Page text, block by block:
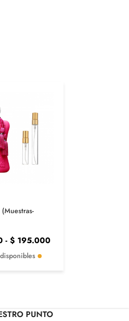
- $195.000
PUNTO